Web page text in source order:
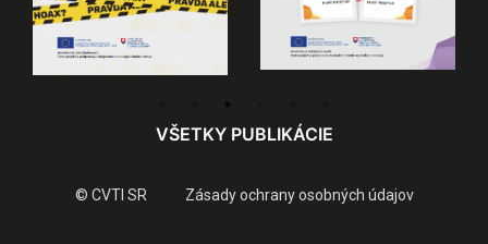
VŠETKY PUBLIKÁCIE
© CVTI SR Zásady ochrany osobných údajov